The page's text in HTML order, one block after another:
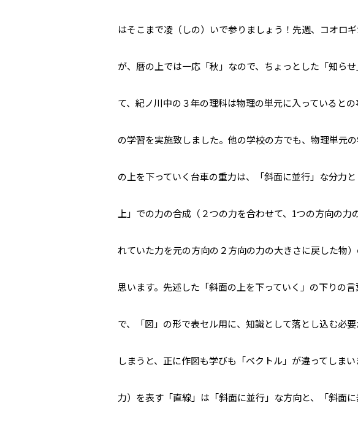
はそこまで凌（しの）いで参りましょう！先週、コオロ
が、暦の上では一応「秋」なので、ちょっとした「知ら
て、紀ノ川中の３年の理科は物理の単元に入っていると
の学習を実施致しました。他の学校の方でも、物理単元
の上を下っていく台車の重力は、「斜面に並行」な分力
上」での力の合成（２つの力を合わせて、1つの方向の
れていた力を元の方向の２方向の力の大きさに戻した物
思います。先述した「斜面の上を下っていく―――」の下り
で、「図」の形で表セル用に、知識として落とし込む必
しまうと、正に作図も学びも「ベクトル」が違ってしま
力）を表す「直線」は「斜面に並行」な方向と、「斜面